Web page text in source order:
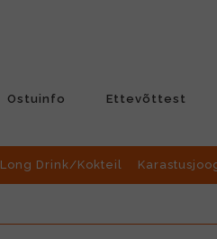
Ostuinfo Ettevõttest
Long Drink/Kokteil